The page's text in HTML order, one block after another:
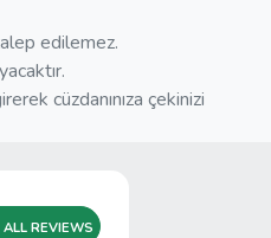
edilemez.
cüzdanınıza çekinizi
ALL REVIEWS